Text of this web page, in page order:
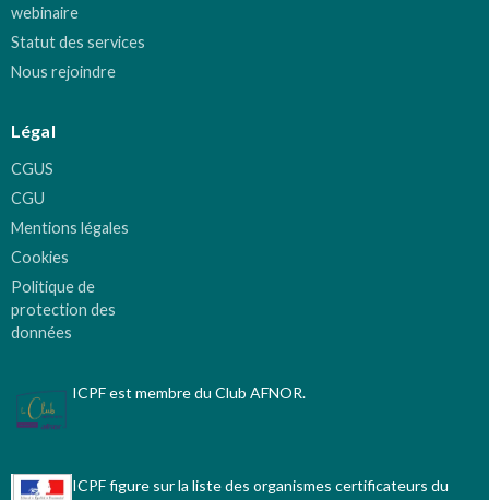
webinaire
Statut des services
Nous rejoindre
Légal
CGUS
CGU
Mentions légales
Cookies
Politique de
protection des
données
ICPF est membre du Club AFNOR.
ICPF figure sur la liste des organismes certificateurs du